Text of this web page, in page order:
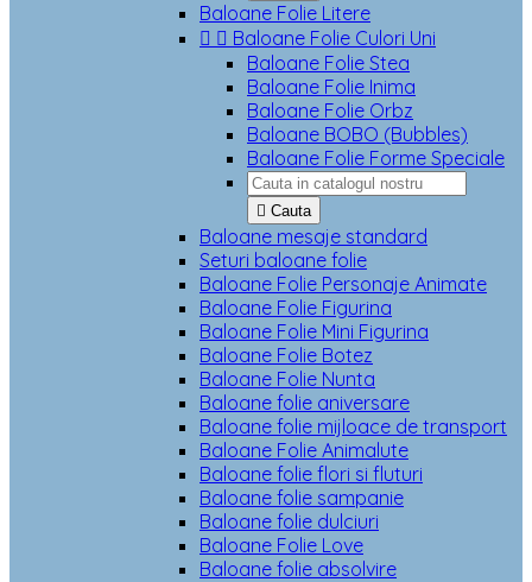
Baloane Folie Litere
  Baloane Folie Culori Uni
Baloane Folie Stea
Baloane Folie Inima
Baloane Folie Orbz
Baloane BOBO (Bubbles)
Baloane Folie Forme Speciale
 Cauta
Baloane mesaje standard
Seturi baloane folie
Baloane Folie Personaje Animate
Baloane Folie Figurina
Baloane Folie Mini Figurina
Baloane Folie Botez
Baloane Folie Nunta
Baloane folie aniversare
Baloane folie mijloace de transport
Baloane Folie Animalute
Baloane folie flori si fluturi
Baloane folie sampanie
Baloane folie dulciuri
Baloane Folie Love
Baloane folie absolvire